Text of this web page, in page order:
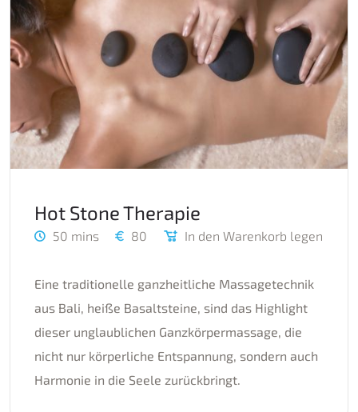
Hot Stone Therapie
50 mins 80 In den Warenkorb legen
Eine traditionelle ganzheitliche Massagetechnik
aus Bali, heiße Basaltsteine, sind das Highlight
dieser unglaublichen Ganzkörpermassage, die
nicht nur körperliche Entspannung, sondern auch
Harmonie in die Seele zurückbringt.